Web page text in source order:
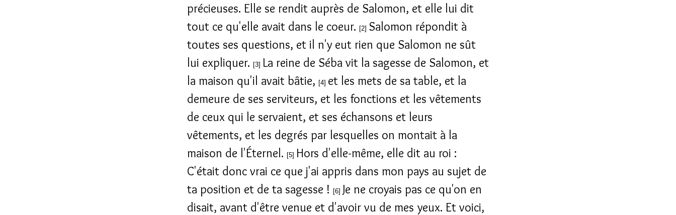
précieuses. Elle se rendit auprès de Salomon, et elle lui dit
tout ce qu'elle avait dans le coeur. [2] Salomon répondit à
toutes ses questions, et il n'y eut rien que Salomon ne sût
lui expliquer. [3] La reine de Séba vit la sagesse de Salomon, et
la maison qu'il avait bâtie, [4] et les mets de sa table, et la
demeure de ses serviteurs, et les fonctions et les vêtements
de ceux qui le servaient, et ses échansons et leurs
vêtements, et les degrés par lesquelles on montait à la
maison de l'Éternel. [5] Hors d'elle-même, elle dit au roi :
C'était donc vrai ce que j'ai appris dans mon pays au sujet de
ta position et de ta sagesse !
[6] Je ne croyais pas ce qu'on en
disait, avant d'être venue et d'avoir vu de mes yeux. Et voici,